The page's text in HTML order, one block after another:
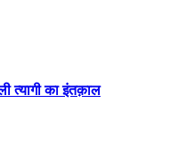
त्यागी का इंतक़ाल